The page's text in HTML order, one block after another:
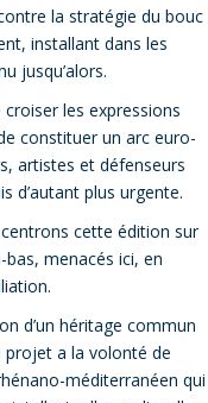
la stratégie du bouc
installant dans les
jusqu’alors.
les expressions
constituer un arc euro-
artistes et défenseurs
d’autant plus urgente.
cette édition sur
menacés ici, en
d’un héritage commun
a la volonté de
méditerranéen qui